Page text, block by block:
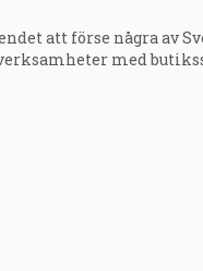
att förse några av
med